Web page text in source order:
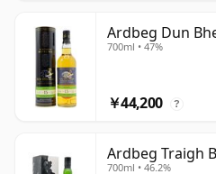
Ardbeg Dun
700ml • 47%
￥44,200 ?
Ardbeg Traigh
700ml • 46.2%